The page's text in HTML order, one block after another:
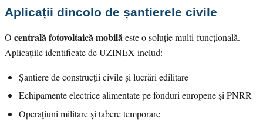
Aplicații dincolo de șantierele civile
O centrală fotovoltaică mobilăeste o soluție multi-funcțională.
Aplicațiile identificate de UZINEX includ:
Șantiere de construcții civile și lucrări edilitare
Echipamente electrice alimentate pe fonduri europene și PNRR
Operațiuni militare și tabere temporare